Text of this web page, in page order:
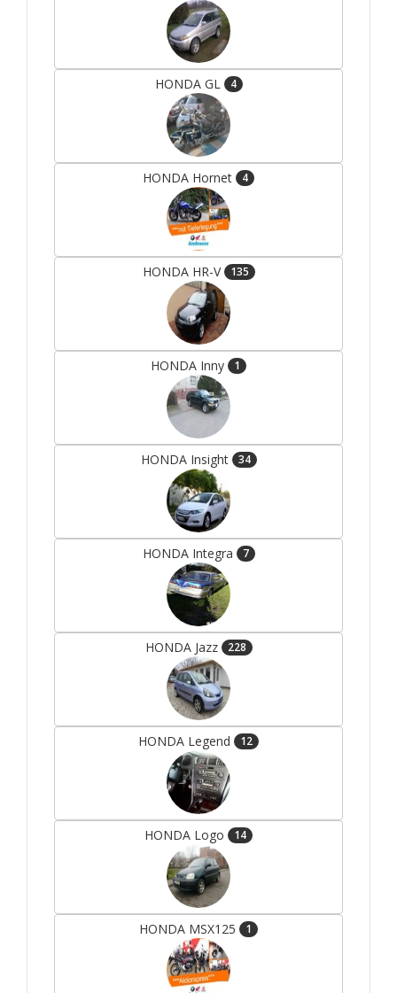
HONDA GL 4
HONDA Hornet 4
HONDA HR-V 135
HONDA Inny 1
HONDA Insight 34
HONDA Integra 7
HONDA Jazz 228
HONDA Legend 12
HONDA Logo 14
HONDA MSX125 1